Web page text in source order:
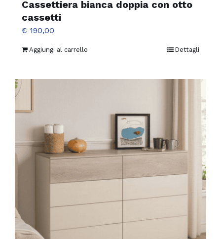
Cassettiera bianca doppia con otto
cassetti
€ 190,00
Aggiungi al carrello Dettagli